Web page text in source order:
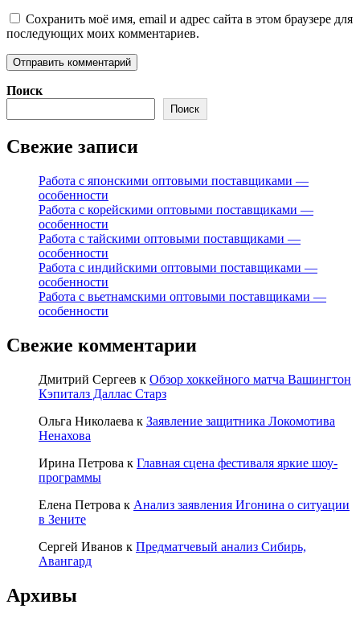
Сохранить моё имя, email и адрес сайта в этом браузере для
последующих моих комментариев.
Поиск
Поиск
Свежие записи
Работа с японскими оптовыми поставщиками —
особенности
Работа с корейскими оптовыми поставщиками —
особенности
Работа с тайскими оптовыми поставщиками —
особенности
Работа с индийскими оптовыми поставщиками —
особенности
Работа с вьетнамскими оптовыми поставщиками —
особенности
Свежие комментарии
Дмитрий Сергеев к Обзор хоккейного матча Вашингтон
Кэпиталз Даллас Старз
Ольга Николаева к Заявление защитника Локомотива
Ненахова
Ирина Петрова к Главная сцена фестиваля яркие шоу-
программы
Елена Петрова к Анализ заявления Игонина о ситуации
в Зените
Сергей Иванов к Предматчевый анализ Сибирь,
Авангард
Архивы